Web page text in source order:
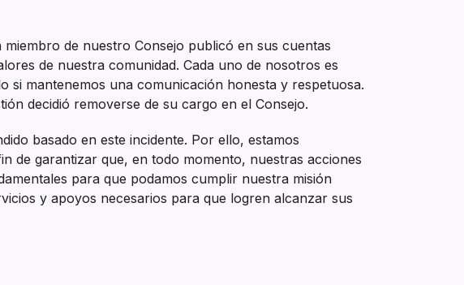
de nuestro Consejo publicó en sus cuentas
de nuestra comunidad. Cada uno de nosotros es
si mantenemos una comunicación honesta y respetuosa.
decidió removerse de su cargo en el Consejo.
basado en este incidente. Por ello, estamos
de garantizar que, en todo momento, nuestras acciones
para que podamos cumplir nuestra misión
y apoyos necesarios para que logren alcanzar sus